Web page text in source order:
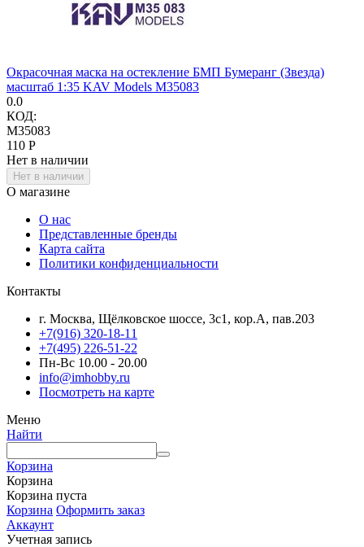
Окрасочная маска на остекление БМП Бумеранг (Звезда)
масштаб 1:35 KAV Models M35083
0.0
КОД:
M35083
‍110‍ Р
Нет в наличии
Нет в наличии
О магазине
О нас
Представленные бренды
Карта сайта
Политики конфиденциальности
Контакты
г. Москва, Щёлковское шоссе, 3с1, кор.А, пав.203
+7(916) 320-18-11
+7(495) 226-51-22
Пн-Вс 10.00 - 20.00
info@imhobby.ru
Посмотреть на карте
Меню
Найти
Корзина
Корзина
Корзина пуста
Корзина Оформить заказ
Аккаунт
Учетная запись